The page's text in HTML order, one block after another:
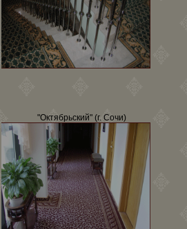
"Октябрьский" (г. Сочи)